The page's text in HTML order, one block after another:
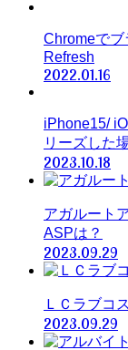
Chromeで
Refresh
2022.01.16
iPhone15/
リーズした
2023.10.18
アガルート
ASPは？
2023.09.29
ＬＣラブコ
2023.09.29